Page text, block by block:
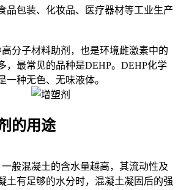
品包装、化妆品、医疗器材等工业生产
子材料助剂，也是环境雌激素中的
，最常见的品种是DEHP。DEHP化学
一种无色、无味液体。
用途
一般混凝土的含水量越高，其流动性及
土有足够的水分时，混凝土凝固后的强